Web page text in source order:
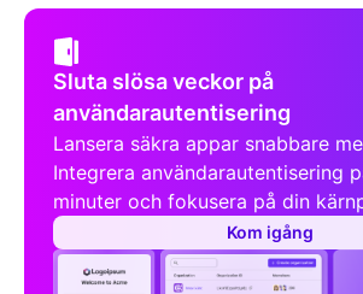
Sluta slösa veckor på
användarautentisering
Lansera säkra appar snabbare
Integrera användarautentisering
minuter och fokusera på din
Kom igång